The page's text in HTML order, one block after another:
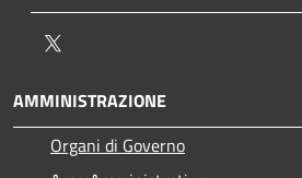
AMMINISTRAZIONE
Organi di Governo